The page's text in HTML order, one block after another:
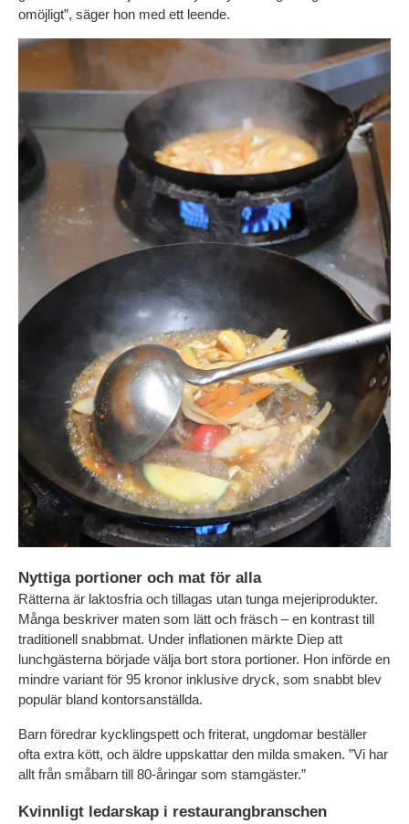
omöjligt”, säger hon med ett leende.
Nyttiga portioner och mat för alla
Rätterna är laktosfria och tillagas utan tunga mejeriprodukter.
Många beskriver maten som lätt och fräsch – en kontrast till
traditionell snabbmat. Under inflationen märkte Diep att
lunchgästerna började välja bort stora portioner. Hon införde en
mindre variant för 95 kronor inklusive dryck, som snabbt blev
populär bland kontorsanställda.
Barn föredrar kycklingspett och friterat, ungdomar beställer
ofta extra kött, och äldre uppskattar den milda smaken. ”Vi har
allt från småbarn till 80-åringar som stamgäster.”
Kvinnligt ledarskap i restaurangbranschen